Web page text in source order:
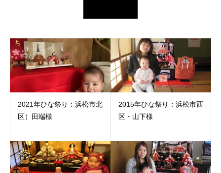
2021年ひな祭り：浜松市北
区）田端様
2015年ひな祭り：浜松市西
区・山下様